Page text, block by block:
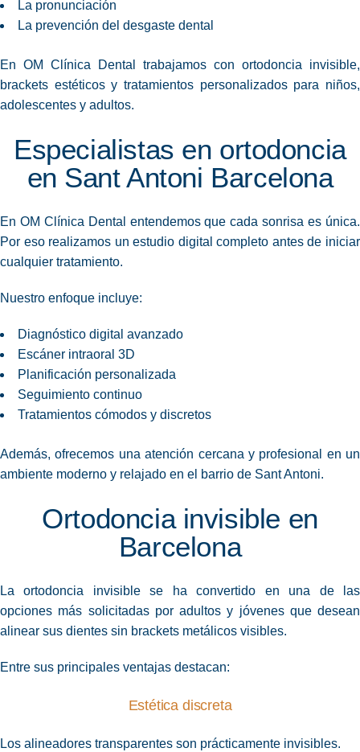
La pronunciación
La prevención del desgaste dental
En OM Clínica Dental trabajamos con ortodoncia invisible,
brackets estéticos y tratamientos personalizados para niños,
adolescentes y adultos.
Especialistas en ortodoncia
en Sant Antoni Barcelona
En OM Clínica Dental entendemos que cada sonrisa es única.
Por eso realizamos un estudio digital completo antes de iniciar
cualquier tratamiento.
Nuestro enfoque incluye:
Diagnóstico digital avanzado
Escáner intraoral 3D
Planificación personalizada
Seguimiento continuo
Tratamientos cómodos y discretos
Además, ofrecemos una atención cercana y profesional en un
ambiente moderno y relajado en el barrio de Sant Antoni.
Ortodoncia invisible en
Barcelona
La ortodoncia invisible se ha convertido en una de las
opciones más solicitadas por adultos y jóvenes que desean
alinear sus dientes sin brackets metálicos visibles.
Entre sus principales ventajas destacan:
Estética discreta
Los alineadores transparentes son prácticamente invisibles.